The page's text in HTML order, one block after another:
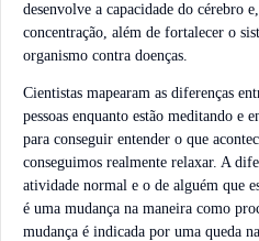
desenvolve a capacidade do cérebro
concentração, além de fortalecer o
organismo contra doenças.
Cientistas mapearam as diferenças
pessoas enquanto estão meditando e
para conseguir entender o que
conseguimos realmente relaxar. A
atividade normal e o de alguém que
é uma mudança na maneira como
mudança é indicada por uma queda